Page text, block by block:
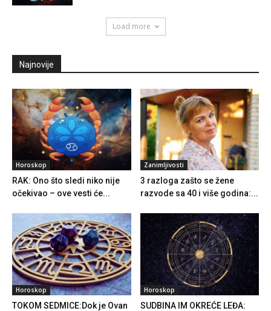
Load more
Najnovije
Horoskop
RAK: Ono što sledi niko nije
očekivao – ove vesti će...
Zanimljivosti
3 razloga zašto se žene
razvode sa 40 i više godina:...
Horoskop
TOKOM SEDMICE:Dok je Ovan
Horoskop
SUDBINA IM OKREĆE LEĐA: